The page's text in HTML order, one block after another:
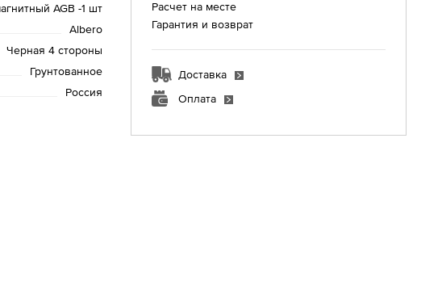
AGB -1 шт
Albero
Черная 4 стороны
Грунтованное
Россия
Расчет на месте
Гарантия и возврат
Доставка
Оплата